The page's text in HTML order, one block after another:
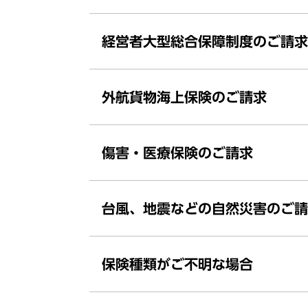
経営者大型総合保障制度のご請求
外航貨物海上保険のご請求
傷害・医療保険のご請求
台風、地震などの自然災害のご
保険種類がご不明な場合